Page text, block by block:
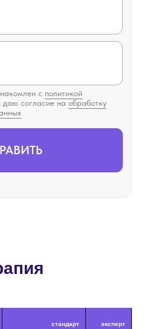
стандарт эксперт
с Вами